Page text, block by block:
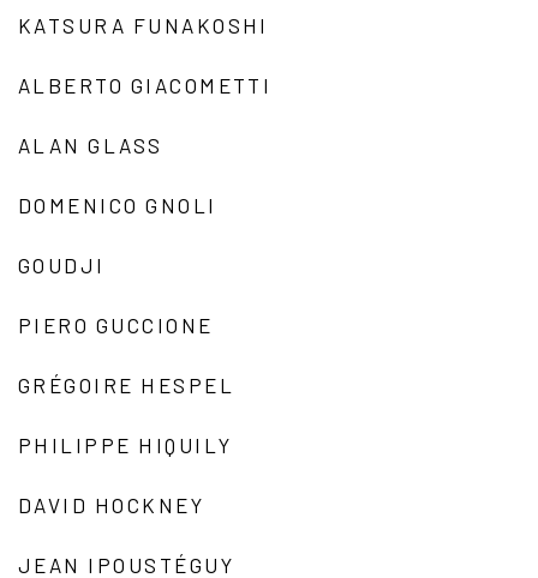
KATSURA FUNAKOSHI
ALBERTO GIACOMETTI
ALAN GLASS
DOMENICO GNOLI
GOUDJI
PIERO GUCCIONE
GRÉGOIRE HESPEL
PHILIPPE HIQUILY
DAVID HOCKNEY
JEAN IPOUSTÉGUY